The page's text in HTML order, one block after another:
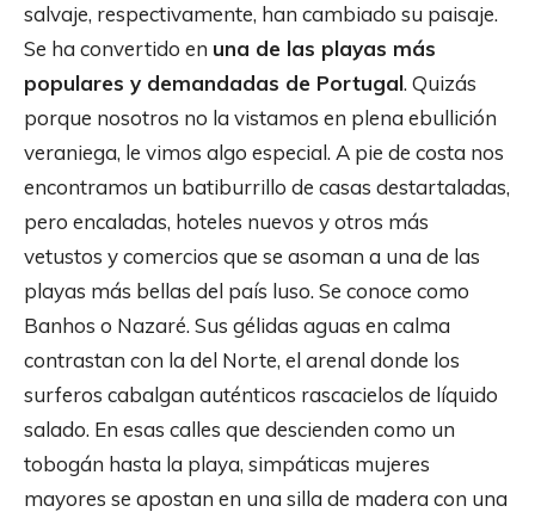
salvaje, respectivamente, han cambiado su paisaje.
Se ha convertido en una de las playas más
populares y demandadas de Portugal. Quizás
porque nosotros no la vistamos en plena ebullición
veraniega, le vimos algo especial. A pie de costa nos
encontramos un batiburrillo de casas destartaladas,
pero encaladas, hoteles nuevos y otros más
vetustos y comercios que se asoman a una de las
playas más bellas del país luso. Se conoce como
Banhos o Nazaré. Sus gélidas aguas en calma
contrastan con la del Norte, el arenal donde los
surferos cabalgan auténticos rascacielos de líquido
salado. En esas calles que descienden como un
tobogán hasta la playa, simpáticas mujeres
mayores se apostan en una silla de madera con una